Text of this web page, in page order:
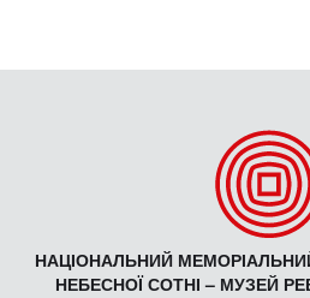
НАЦІОНАЛЬНИЙ
НЕБЕСНОЇ СОТНІ – МУЗЕЙ